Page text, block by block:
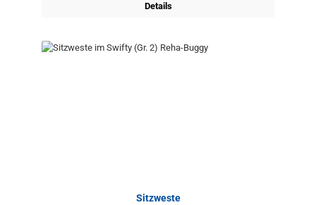
Details
Sitzweste